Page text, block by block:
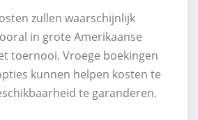
zullen waarschijnlijk
in grote Amerikaanse
toernooi. Vroege boekingen
kunnen helpen kosten te
te garanderen.